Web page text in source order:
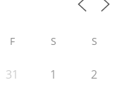
F S S
31 1 2